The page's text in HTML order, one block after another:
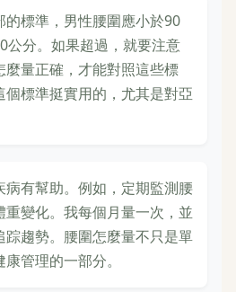
的標準，男性腰圍應小於90
公分。如果超過，就要注意
麼量正確，才能對照這些標
標準挺實用的，尤其是對亞
病有幫助。例如，定期監測腰
重變化。我每個月量一次，並
踪趨勢。腰圍怎麼量不只是單
管理的一部分。